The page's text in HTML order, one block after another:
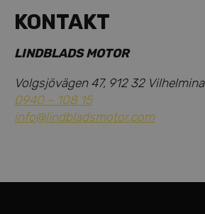
KONTAKT
LINDBLADS MOTOR
Volgsjövägen 47, 912 32 Vilhelmina
0940 – 108 15
info@lindbladsmotor.com